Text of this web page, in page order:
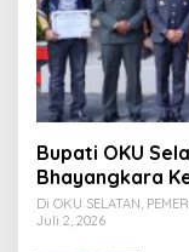
Bupati OKU
Bhayangkara
Di OKU SELATAN,
Juli 2, 2026